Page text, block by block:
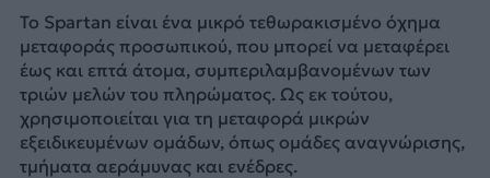
Το Spartan είναι ένα μικρό τεθωρακισμένο όχημα
μεταφοράς προσωπικού, που μπορεί να μεταφέρει
έως και επτά άτομα, συμπεριλαμβανομένων των
τριών μελών του πληρώματος. Ως εκ τούτου,
χρησιμοποιείται για τη μεταφορά μικρών
εξειδικευμένων ομάδων, όπως ομάδες αναγνώρισης,
τμήματα αεράμυνας και ενέδρες.